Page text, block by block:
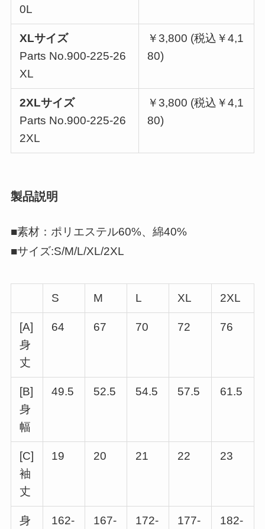
0L
XLサイズ
Parts No.900-225-26
XL
￥3,800 (税込￥4,1
80)
2XLサイズ
Parts No.900-225-26
2XL
￥3,800 (税込￥4,1
80)
製品説明
■素材：ポリエステル60%、綿40%
■サイズ:S/M/L/XL/2XL
S M L XL 2XL
[A]
身
丈
64 67 70 72 76
[B]
身
幅
49.5 52.5 54.5 57.5 61.5
[C]
袖
丈
19 20 21 22 23
身
162-
167-
172-
177-
182-